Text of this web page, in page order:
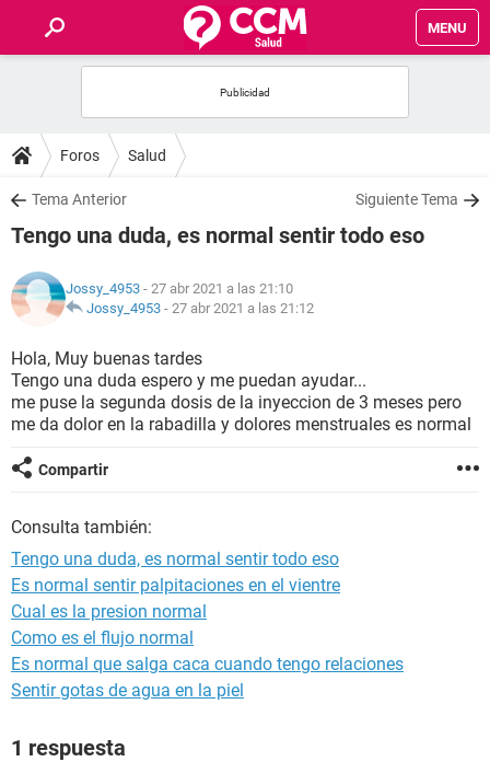
MENU
FOROS
SALUD
FAMILIA
NUTRICIÓN
BIENESTAR
SEXUALIDAD
GLOSARIO
Foros Salud
Tema Anterior Siguiente Tema
Tengo una duda, es normal sentir todo eso
Jossy_4953 - 27 abr 2021 a las 21:10
Jossy_4953 - 27 abr 2021 a las 21:12
Hola, Muy buenas tardes
Tengo una duda espero y me puedan ayudar...
me puse la segunda dosis de la inyeccion de 3 meses pero
me da dolor en la rabadilla y dolores menstruales es normal
Compartir
Consulta también:
Tengo una duda, es normal sentir todo eso
Es normal sentir palpitaciones en el vientre
Cual es la presion normal
Como es el flujo normal
Es normal que salga caca cuando tengo relaciones
Sentir gotas de agua en la piel
1 respuesta